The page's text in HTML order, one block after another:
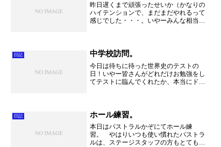
昨日遅くまで頑張ったせいか（かなりの
ハイテンションで、まだまだやれるって
感じでした・・・。いやーみんな相当無
来た訳で、疲れていない人な...
日記 中学校訪問。
今日は待ちに待った世界史のテストの
日！いやー皆さんがどれだけお勉強をし
てテストに臨んでくれたか、本当にドキ
だ分かりませんが。。。 テ...
日記 ホール練習。
本日はパストラルかぞにてホール練
習。 やはりいつも使い慣れたパストラ
ルは、ステージスタッフの方もとても親